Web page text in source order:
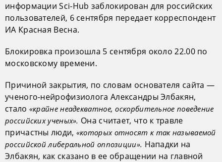
информации Sci-Hub заблокирован для российских
пользователей, 6 сентября передает корреспондент
ИА Красная Весна.
Блокировка произошла 5 сентября около 22.00 по
московскому времени.
Причиной закрытия, по словам основателя сайта —
ученого-нейрофизиолога Александры Элбакян,
стало «крайне неадекватное, оскорбительное поведение
российских ученых». Она считает, что к травле
причастны люди, «которых относят к так называемой
российской либеральной оппозиции». Нападки на
Элбакян, как сказано в ее обращении на главной